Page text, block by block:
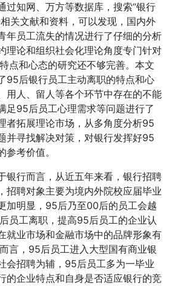
过知网、万方等数据库，搜索“银行
关文献和资料，可以发现，国内外
年员工流失的情况进行了仔细的分析
理论和组织社会化理论角度专门针对
点和心态的研究还不够完善。本文
95后银行员工主动离职的特点和心
用人、留人等各个环节中存在的不能
足95后员工心理需求等问题进行了
者拓展理论市场，从多角度分析95
并寻找解决对策，对银行发挥好95
参考价值。
银行而言，从近五年来看，银行招聘
招聘对象主要为境内外院校应届毕业
加明显，95后乃至00后的员工会越
员工离职，提高95后员工的企业认
就业市场和金融市场中的品牌形象有
言，95后员工进入大型国有商业银
会招聘为辅，95后员工多为一毕业
的企业特点和自身是否适应银行的竞